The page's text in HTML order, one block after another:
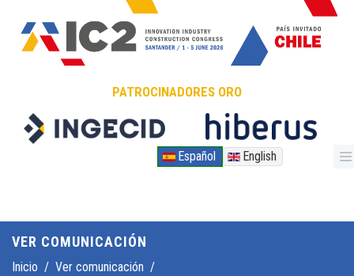
Pasar al contenido principal
PATROCINADORES ORO
Español English
VER COMUNICACIÓN
Inicio / Ver comunicación /